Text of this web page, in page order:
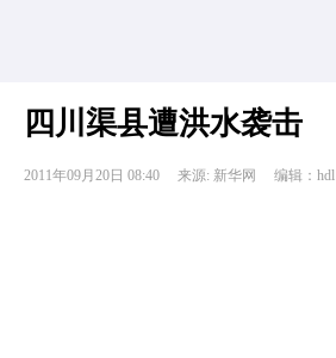
四川渠县遭洪水袭击
2011年09月20日 08:40 来源: 新华网 编辑：hdl